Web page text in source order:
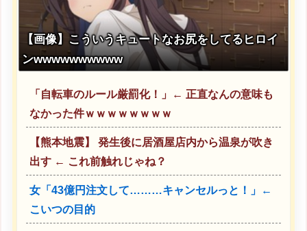
【画像】こういうキュートなお尻をしてるヒロイ
ンwwwwwwwwww
「自転車のルール厳罰化！」← 正直なんの意味も
なかった件ｗｗｗｗｗｗｗｗ
【熊本地震】 発生後に居酒屋店内から温泉が吹き
出す ← これ前触れじゃね？
女「43億円注文して………キャンセルっと！」←
こいつの目的